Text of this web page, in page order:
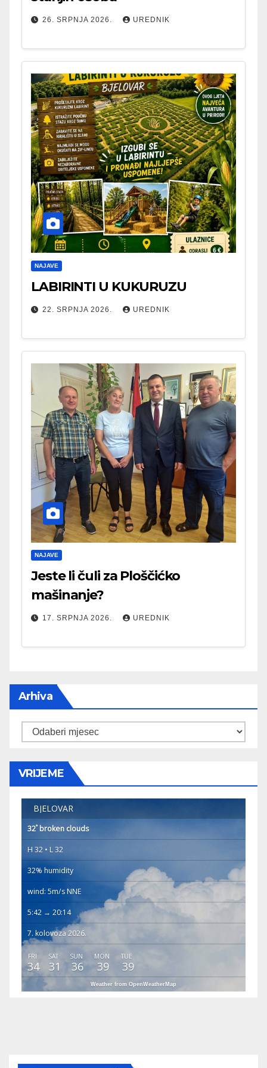
26. SRPNJA 2026. UREDNIK
NAJAVE
LABIRINTI U KUKURUZU
22. SRPNJA 2026. UREDNIK
NAJAVE
Jeste li čuli za Ploščićko
mašinanje?
17. SRPNJA 2026. UREDNIK
Arhiva
Arhiva
VRIJEME
BJELOVAR
32°broken clouds
H 32 • L 32
32% humidity
wind: 5m/s NNE
5:42 → 20:14
7. kolovoza 2026.
FRI
34
SAT
31
SUN
36
MON
39
TUE
39
Weather from OpenWeatherMap